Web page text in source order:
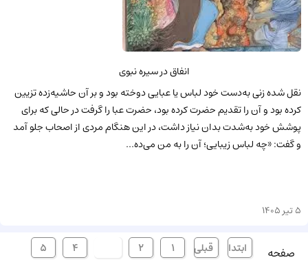
انفاق در سیره نبوی
نقل شده زنی به‌دست خود لباس یا عبایی دوخته بود و بر آن حاشیه‌زده تزیین
کرده بود و آن را تقدیم حضرت کرده بود، حضرت عبا را گرفت در حالی که برای
پوشش خود به‌شدت بدان نیاز داشت، در این هنگام مردی از اصحاب جلو آمد
و گفت: «چه لباس زیبایی؛ آن را به من می‌ده...
5 تیر 1405
صفحه
ابتدا قبلی 1
2
4
5